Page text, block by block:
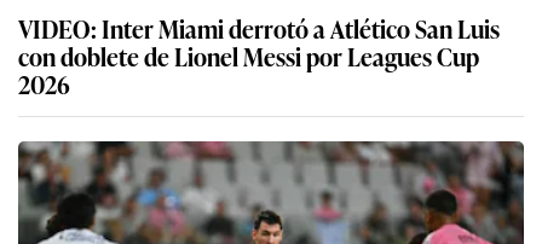
VIDEO: Inter Miami derrotó a Atlético San Luis
con doblete de Lionel Messi por Leagues Cup
2026